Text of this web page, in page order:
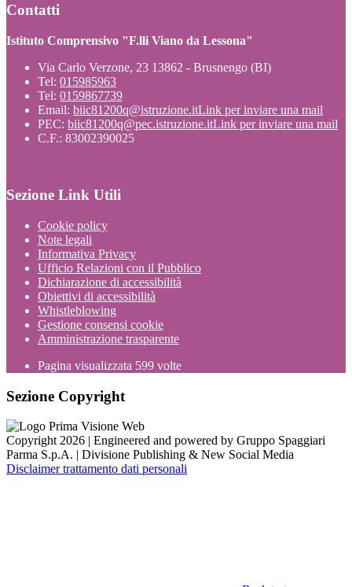
Contatti
Istituto Comprensivo "F.lli Viano da Lessona"
Via Carlo Verzone, 23 13862 - Brusnengo (BI)
Tel: 015985963
Tel: 0159867739
Email: biic81200q@istruzione.itLink per inviare una mail
PEC: biic81200q@pec.istruzione.itLink per inviare una mail
C.F.: 83002390025
Sezione Link Utili
Cookie policy
Note legali
Informativa Privacy
Ufficio Relazioni con il Pubblico
Dichiarazione di accessibilità
Obiettivi di accessibilità
Whistleblowing
Gestione consensi cookie
Amministrazione trasparente
Pagina visualizzata 599 volte
Sezione Copyright
Copyright 2026 | Engineered and powered by Gruppo Spaggiari
Parma S.p.A. | Divisione Publishing & New Social Media
Disclaimer trattamento dati personali